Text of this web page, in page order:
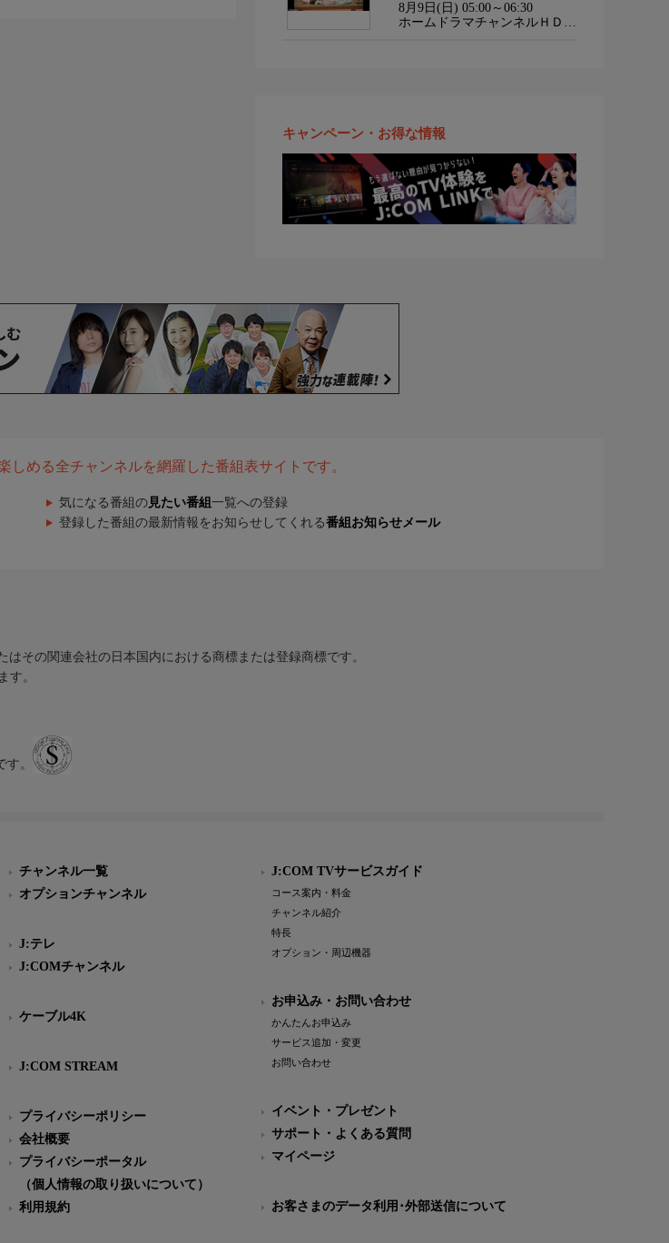
8月9日(日) 05:00～06:30
ホームドラマチャンネルＨＤ
キャンペーン・お得な情報
しめる全チャンネルを網羅した番組表サイトです。
気になる番組の 見たい番組 一覧への登録
登録した番組の最新情報をお知らせしてくれる番組お知らせメール
その関連会社の日本国内における商標または登録商標です。
す。
。
チャンネル一覧
オプションチャンネル
J:テレ
J:COMチャンネル
ケーブル4K
J:COM STREAM
プライバシーポリシー
会社概要
プライバシーポータル
（個人情報の取り扱いについて）
利用規約
J:COM TVサービスガイド
コース案内・料金
チャンネル紹介
特長
オプション・周辺機器
お申込み・お問い合わせ
かんたんお申込み
サービス追加・変更
お問い合わせ
イベント・プレゼント
サポート・よくある質問
マイページ
お客さまのデータ利用･外部送信について